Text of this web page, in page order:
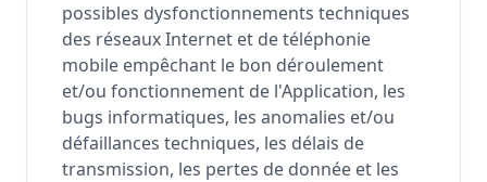
possibles dysfonctionnements techniques
des réseaux Internet et de téléphonie
mobile empêchant le bon déroulement
et/ou fonctionnement de l'Application, les
bugs informatiques, les anomalies et/ou
défaillances techniques, les délais de
transmission, les pertes de donnée et les